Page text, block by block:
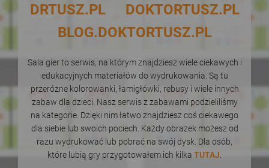
DRTUSZ.PL
DOKTORTUSZ.PL
BLOG.DOKTORTUSZ.PL
Sala gier to serwis, na którym znajdziesz wiele ciekawych i
edukacyjnych materiałów do wydrukowania. Są tu
przeróżne kolorowanki, łamigłówki, rebusy i wiele innych
zabaw dla dzieci. Nasz serwis z zabawami podzieliliśmy
na kategorie. Dzięki nim łatwo znajdziesz coś ciekawego
dla siebie lub swoich pociech. Każdy obrazek możesz od
razu wydrukować lub pobrać na swój dysk. Dla osób,
które lubią gry przygotowałem ich kilka TUTAJ.